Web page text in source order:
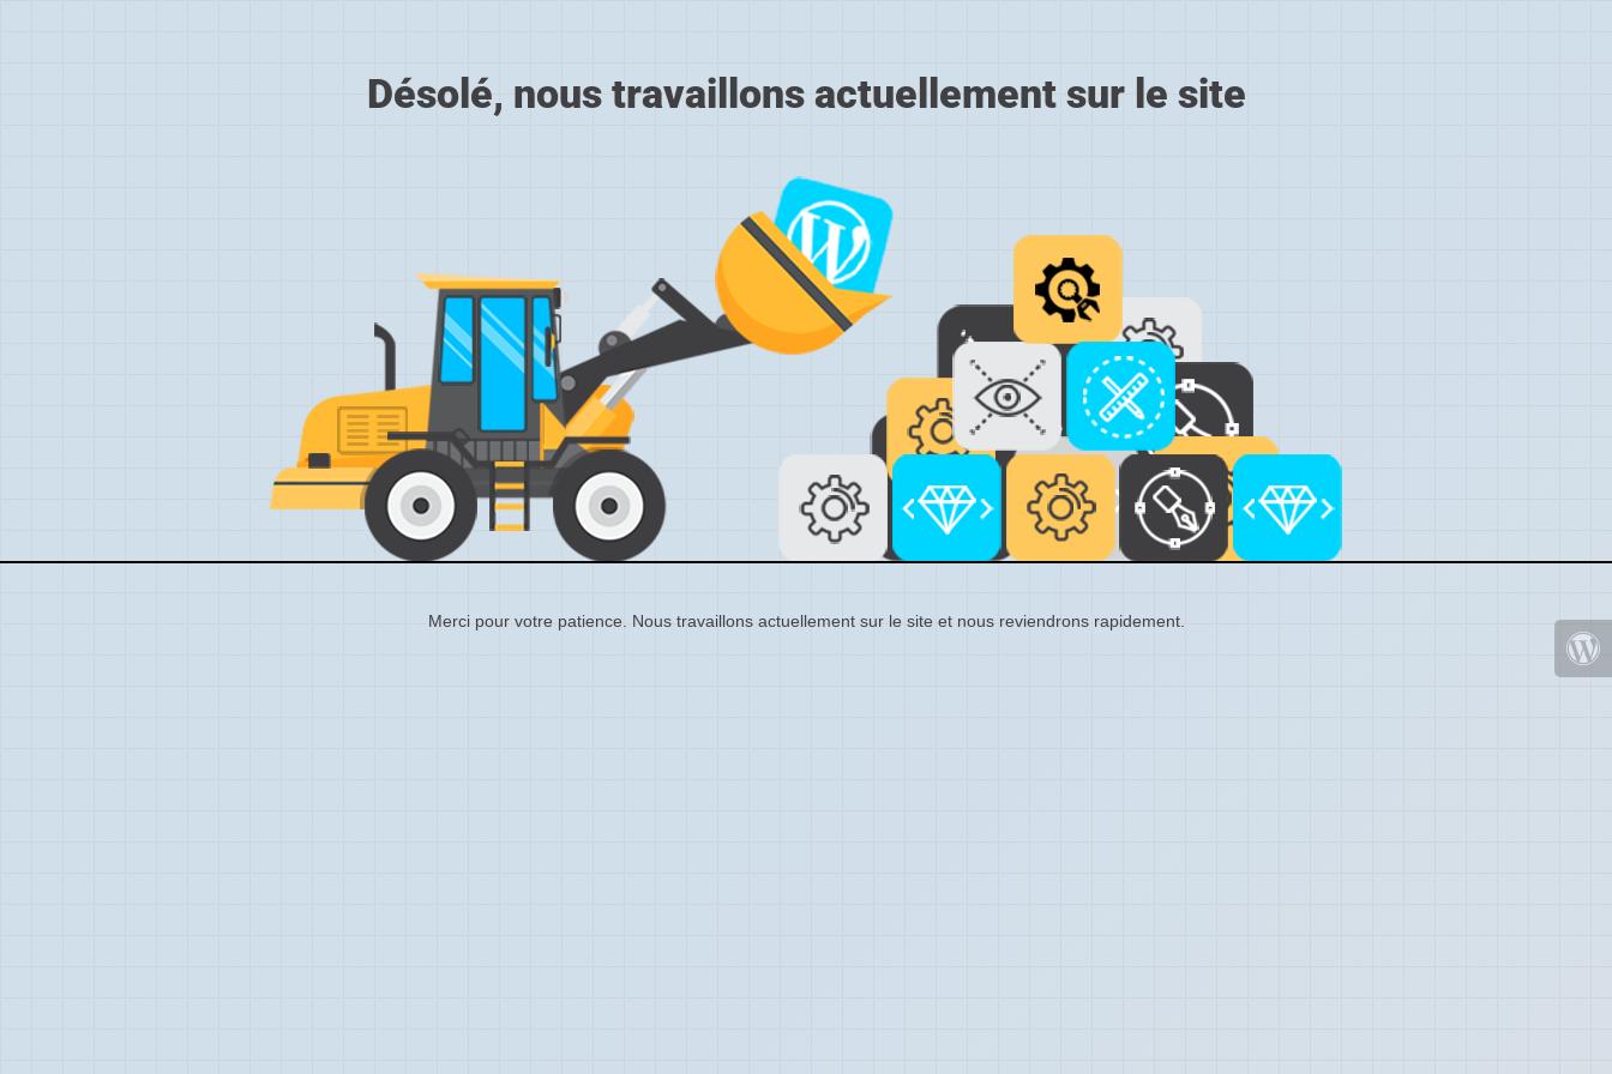
Désolé, nous travaillons actuellement sur le site
Merci pour votre patience. Nous travaillons actuellement sur le site et nous reviendrons rapidement.